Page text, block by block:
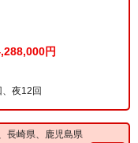
円
夜12回
長崎県、鹿児島県